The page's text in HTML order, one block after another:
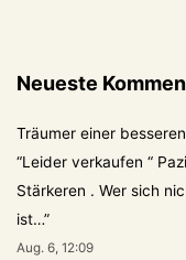
Neueste
Träumer einer
“Leider verkaufen “
Stärkeren . Wer sich
ist…”
Aug. 6, 12:09